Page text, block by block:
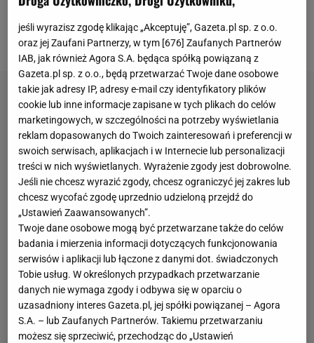
odpocząć po rozpoczęciu 20 ostatnich spotkań
Barcelonyod pierwszej minuty.
jeśli wyrazisz zgodę klikając „Akceptuję”, Gazeta.pl sp. z o.o.
oraz jej Zaufani Partnerzy, w tym [676] Zaufanych Partnerów
IAB, jak również Agora S.A. będąca spółką powiązaną z
Gazeta.pl sp. z o.o., będą przetwarzać Twoje dane osobowe
takie jak adresy IP, adresy e-mail czy identyfikatory plików
cookie lub inne informacje zapisane w tych plikach do celów
marketingowych, w szczególności na potrzeby wyświetlania
reklam dopasowanych do Twoich zainteresowań i preferencji w
swoich serwisach, aplikacjach i w Internecie lub personalizacji
treści w nich wyświetlanych. Wyrażenie zgody jest dobrowolne.
Jeśli nie chcesz wyrazić zgody, chcesz ograniczyć jej zakres lub
chcesz wycofać zgodę uprzednio udzieloną przejdź do
„Ustawień Zaawansowanych”.
Twoje dane osobowe mogą być przetwarzane także do celów
badania i mierzenia informacji dotyczących funkcjonowania
serwisów i aplikacji lub łączone z danymi dot. świadczonych
Tobie usług. W określonych przypadkach przetwarzanie
danych nie wymaga zgody i odbywa się w oparciu o
uzasadniony interes Gazeta.pl, jej spółki powiązanej – Agora
S.A. – lub Zaufanych Partnerów. Takiemu przetwarzaniu
możesz się sprzeciwić, przechodząc do „Ustawień